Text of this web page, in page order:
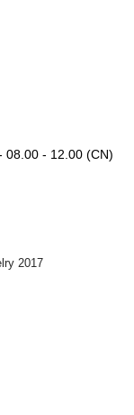
08.00 - 12.00 (CN)
2017